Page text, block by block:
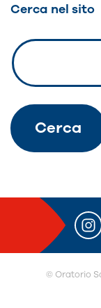
Cerca nel sito
© Oratorio